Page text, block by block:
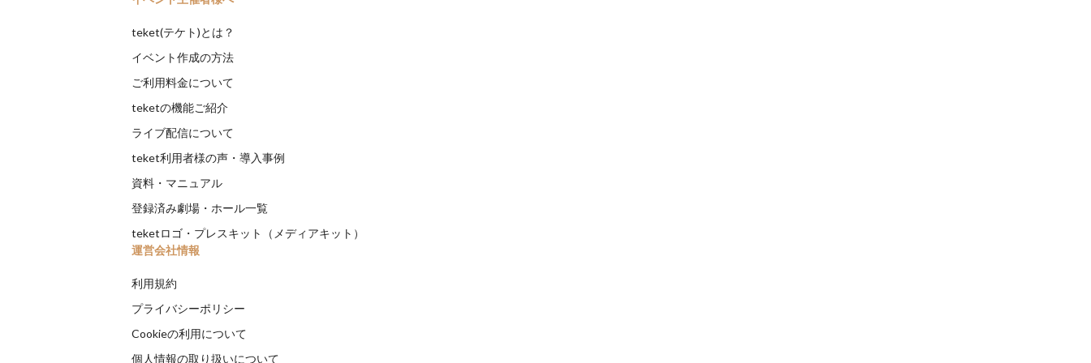
teket(テケト)とは？
イベント作成の方法
ご利用料金について
teketの機能ご紹介
ライブ配信について
teket利用者様の声・導入事例
資料・マニュアル
登録済み劇場・ホール一覧
teketロゴ・プレスキット（メディアキット）
運営会社情報
利用規約
プライバシーポリシー
Cookieの利用について
個人情報の取り扱いについて